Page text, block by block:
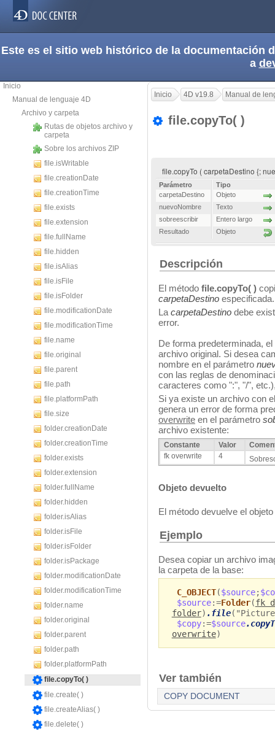
Este es el sitio web histórico de la documentación
a
Inicio
Manual de lenguaje 4D
Archivo y carpeta
Rutas de objetos archivo y
carpeta
Sobre los archivos ZIP
file.isWritable
file.creationDate
file.creationTime
file.exists
file.extension
file.fullName
file.hidden
file.isAlias
file.isFile
file.isFolder
file.modificationDate
file.modificationTime
file.name
file.original
file.parent
file.path
file.platformPath
file.size
folder.creationDate
folder.creationTime
folder.exists
folder.extension
folder.fullName
folder.hidden
folder.isAlias
folder.isFile
folder.isFolder
folder.isPackage
folder.modificationDate
folder.modificationTime
folder.name
folder.original
folder.parent
folder.path
folder.platformPath
file.copyTo( )
file.create( )
file.createAlias( )
file.delete( )
Inicio 4D v19.8 Manual de
file.copyTo( )
file.copyTo ( carpetaDestino {;
Parámetro
Tipo
carpetaDestino
Objeto
nuevoNombre
Texto
sobreescribir
Entero largo
Resultado
Objeto
Descripción
El método file.copyTo( )
carpetaDestino especificada.
LacarpetaDestino debe
error.
De forma predeterminada,
archivo original. Si desea
nombre en el parámetro
con las reglas de
caracteres como ":", "/",
Si ya existe un archivo con
genera un error de forma
overwrite en el parámetro
archivo existente:
Constante Valor
fk overwrite
4
Objeto devuelto
El método devuelve el objeto
Ejemplo
Desea copiar un archivo
la carpeta de la base:
C_OBJECT($source;
$source:=Folder(fk
folder) .file
$copy:=$source
overwrite)
Ver también
COPY DOCUMENT